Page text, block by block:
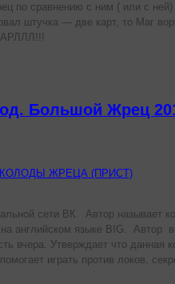
по сравнению с ним ( или с ней)
штучка — две карт, то Маг
Большой Жрец
ЖРЕЦА (ПРИСТ)
сети ВК. Автор называет
английском языке BIG. Автор
вчера. Утверждает что данная
играть против локов,